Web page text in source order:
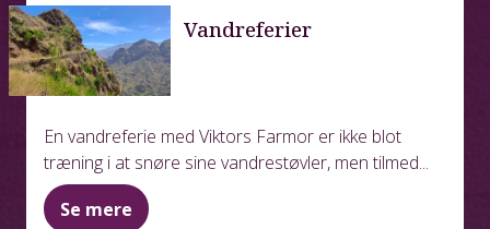
Vandreferier
En vandreferie med Viktors Farmor er ikke blot
træning i at snøre sine vandrestøvler, men tilmed...
Se mere